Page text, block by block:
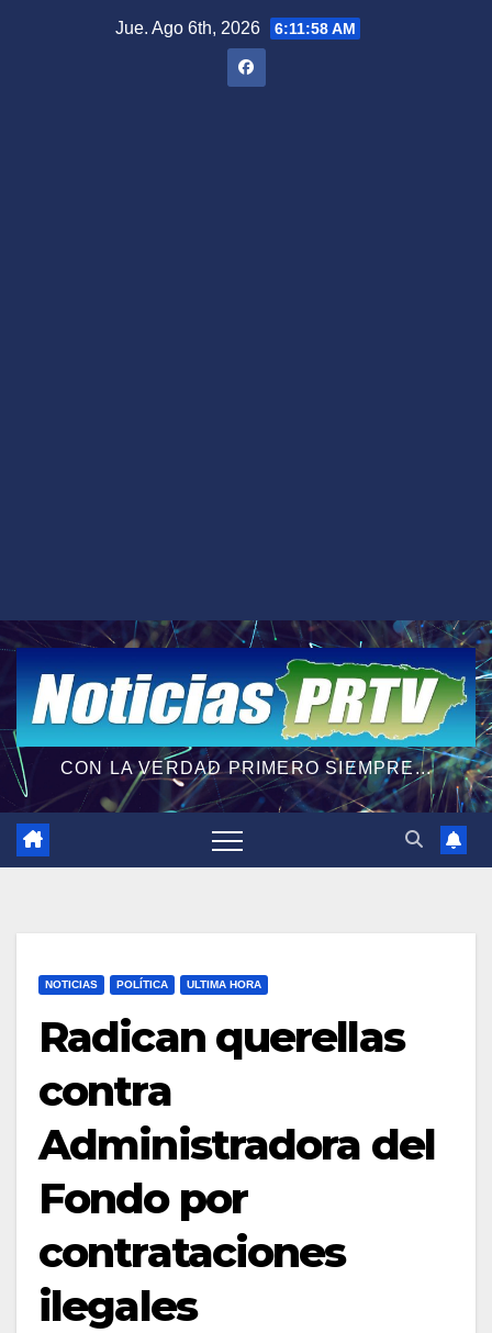
Jue. Ago 6th, 2026 6:11:59 AM
CON LA VERDAD PRIMERO SIEMPRE...
NOTICIAS POLÍTICA ULTIMA HORA
Radican querellas
contra
Administradora del
Fondo por
contrataciones
ilegales